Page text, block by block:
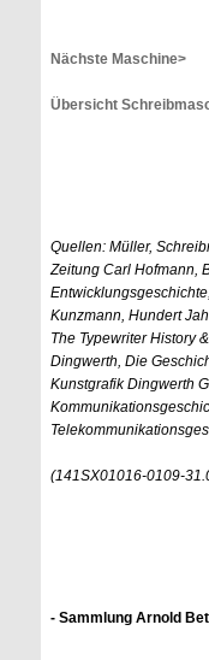
Nächste Maschine>
Übersicht
Quellen: Müller,
Zeitung Carl Hofmann,
Kunzmann, Hundert
The Typewriter History
Dingwerth, Die
Kunstgrafik Dingwerth
(141SX01016-0109-
- Sammlung Arnold